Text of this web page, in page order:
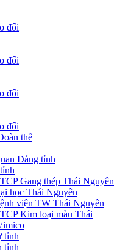
đổi
đổi
đổi
đổi
thể
Đảng tỉnh
Gang thép Thái Nguyên
học Thái Nguyên
viện TW Thái Nguyên
Kim loại màu Thái
tỉnh
tỉnh